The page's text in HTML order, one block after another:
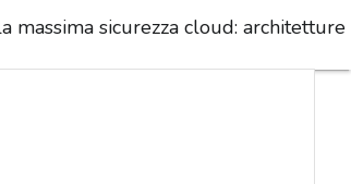
massima sicurezza cloud: